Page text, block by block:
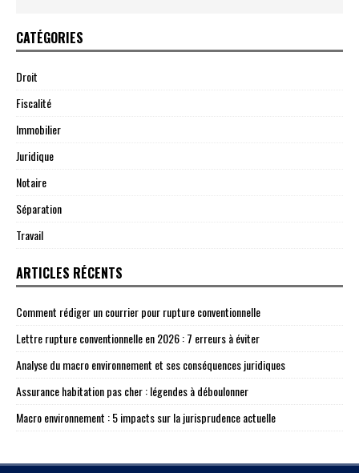
CATÉGORIES
Droit
Fiscalité
Immobilier
Juridique
Notaire
Séparation
Travail
ARTICLES RÉCENTS
Comment rédiger un courrier pour rupture conventionnelle
Lettre rupture conventionnelle en 2026 : 7 erreurs à éviter
Analyse du macro environnement et ses conséquences juridiques
Assurance habitation pas cher : légendes à déboulonner
Macro environnement : 5 impacts sur la jurisprudence actuelle